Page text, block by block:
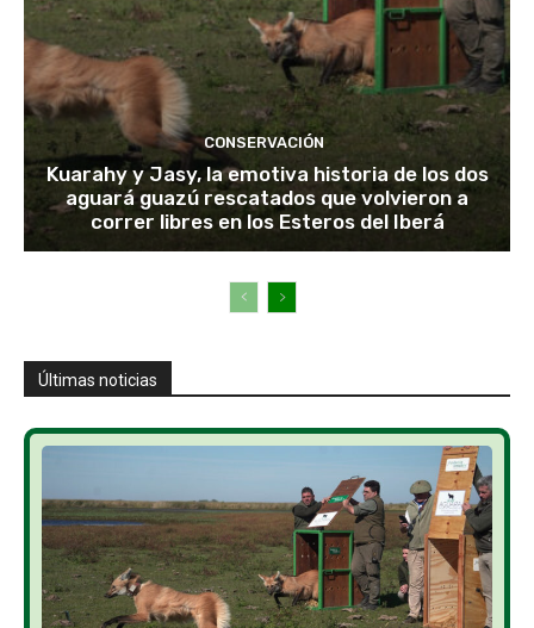
CONSERVACIÓN
Kuarahy y Jasy, la emotiva historia de los dos
aguará guazú rescatados que volvieron a
correr libres en los Esteros del Iberá
Últimas noticias